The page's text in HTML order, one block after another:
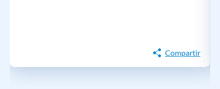
Compartir